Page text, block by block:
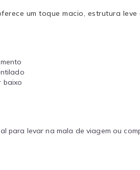
um toque macio, estrutura
baixo
levar na mala de viagem ou